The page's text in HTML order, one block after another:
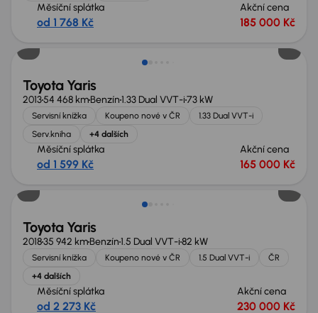
Měsíční splátka
od 1 768 Kč
Akční cena
185 000 Kč
Toyota Yaris
201354 468 kmBenzín1.33 Dual VVT-i73 kW
Servisní knížka Koupeno nové v ČR
1.33 Dual VVT-i
Serv.kniha
+4 dalších
Měsíční splátka
od 1 599 Kč
Akční cena
165 000 Kč
Toyota Yaris
201835 942 kmBenzín1.5 Dual VVT-i82 kW
Servisní knížka Koupeno nové v ČR 1.5 Dual VVT-i
ČR
+4 dalších
Měsíční splátka
od 2 273 Kč
Akční cena
230 000 Kč